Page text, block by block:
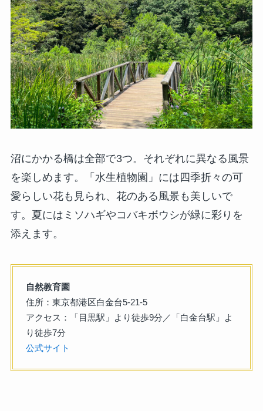
沼にかかる橋は全部で3つ。それぞれに異なる風景
を楽しめます。「水生植物園」には四季折々の可
愛らしい花も見られ、花のある風景も美しいで
す。夏にはミソハギやコバキボウシが緑に彩りを
添えます。
自然教育園
住所：東京都港区白金台5-21-5
アクセス：「目黒駅」より徒歩9分／「白金台駅」よ
り徒歩7分
公式サイト